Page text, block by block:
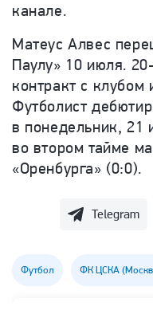
канале.
Матеус Алвес
Паулу» 10 июля.
контракт с клубом
Футболист
в понедельник, 21
во втором тайме
«Оренбурга» (0:0).
Telegram
Футбол ФК ЦСКА